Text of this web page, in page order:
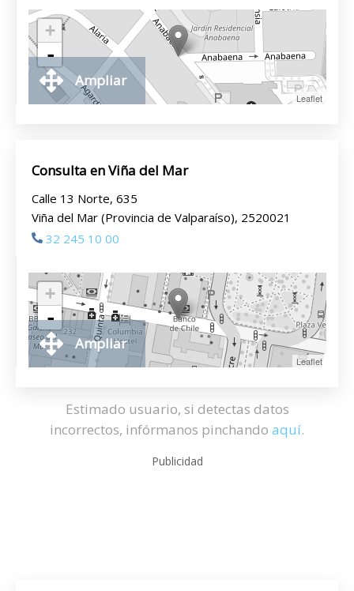
+
-
Leaflet
Ampliar
Consulta en Viña del Mar
Calle 13 Norte, 635
Viña del Mar (Provincia de Valparaíso), 2520021
32 245 10 00
+
-
Leaflet
Ampliar
Estimado usuario, si detectas datos
incorrectos, infórmanos pinchando aquí.
Publicidad